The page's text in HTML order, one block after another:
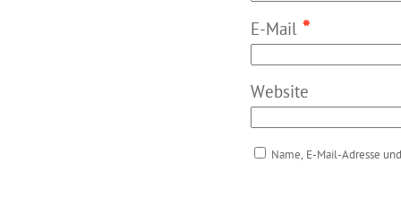
E-Mail *
Website
Name, E-Mail-Adresse